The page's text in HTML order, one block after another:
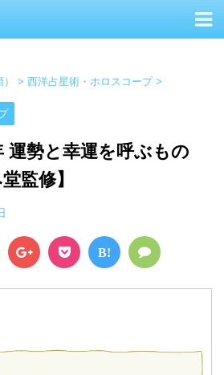
> 西洋占星術・ホロスコープ >
運勢と幸運を呼ぶもの
監修】
B!